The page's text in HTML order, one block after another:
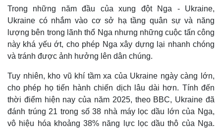
Quan sát
Cuộc sống đó đây
Video
Ảnh
E-Magazine
Infographic
Trong những năm đầu của xung đột Nga - Ukraine,
Ukraine có nhắm vào cơ sở hạ tầng quân sự và năng
lượng bên trong lãnh thổ Nga nhưng những cuộc tấn công
này khá yếu ớt, cho phép Nga xây dựng lại nhanh chóng
và tránh được ảnh hưởng lên dân chúng.
Tuy nhiên, kho vũ khí tầm xa của Ukraine ngày càng lớn,
cho phép họ tiến hành chiến dịch lâu dài hơn. Tính đến
thời điểm hiện nay của năm 2025, theo BBC, Ukraine đã
đánh trúng 21 trong số 38 nhà máy lọc dầu lớn của Nga,
vô hiệu hóa khoảng 38% năng lực lọc dầu thô của Nga.